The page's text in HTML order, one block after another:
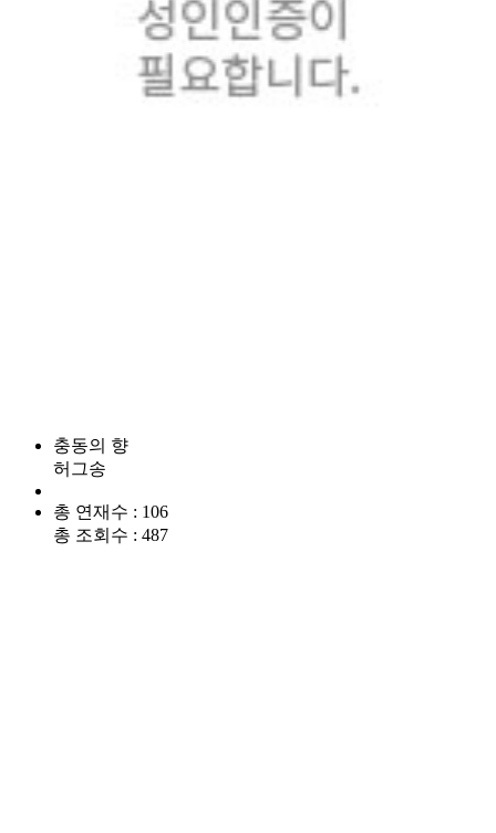
충동의 향
허그송
총 연재수 : 106
총 조회수 : 487